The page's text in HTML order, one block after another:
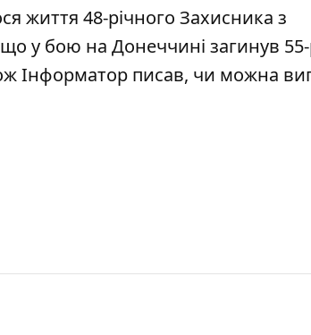
життя 48-річного Захисника з
що у бою на Донеччині загинув
Інформатор писав, чи можна